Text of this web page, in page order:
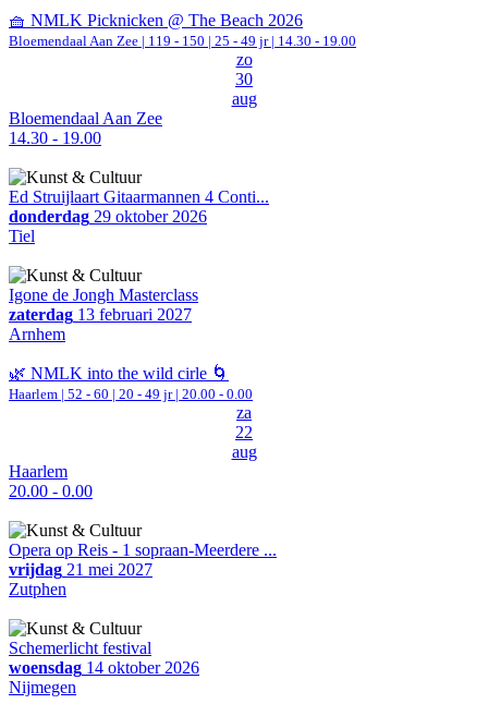
🧺 NMLK Picknicken @ The Beach 2026
Bloemendaal Aan Zee | 119 - 150 | 25 - 49 jr | 14.30 - 19.00
zo
30
aug
Bloemendaal Aan Zee
14.30 - 19.00
Ed Struijlaart Gitaarmannen 4 Conti...
donderdag 29 oktober 2026
Tiel
Igone de Jongh Masterclass
zaterdag 13 februari 2027
Arnhem
🌿 NMLK into the wild cirle 🌀
Haarlem | 52 - 60 | 20 - 49 jr | 20.00 - 0.00
za
22
aug
Haarlem
20.00 - 0.00
Opera op Reis - 1 sopraan-Meerdere ...
vrijdag 21 mei 2027
Zutphen
Schemerlicht festival
woensdag 14 oktober 2026
Nijmegen